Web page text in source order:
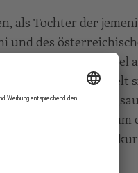
als Tochter der
und des
Paris, Wien und Israel
Lyzeum in Wien erhielt
sowie eine
Es folgte ein
Paris sowie